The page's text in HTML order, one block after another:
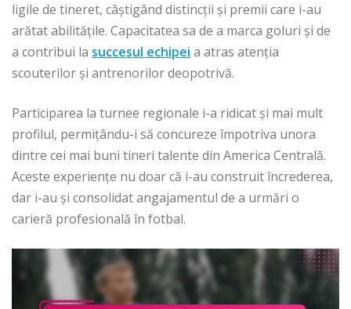
ligile de tineret, câștigând distincții și premii care i-au
arătat abilitățile. Capacitatea sa de a marca goluri și de
a contribui la succesul echipei a atras atenția
scouterilor și antrenorilor deopotrivă.
Participarea la turnee regionale i-a ridicat și mai mult
profilul, permițându-i să concureze împotriva unora
dintre cei mai buni tineri talente din America Centrală.
Aceste experiențe nu doar că i-au construit încrederea,
dar i-au și consolidat angajamentul de a urmări o
carieră profesională în fotbal.